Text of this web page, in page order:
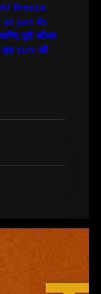
Brezza
Just Rs
पूरी कीमत
इस SUV की